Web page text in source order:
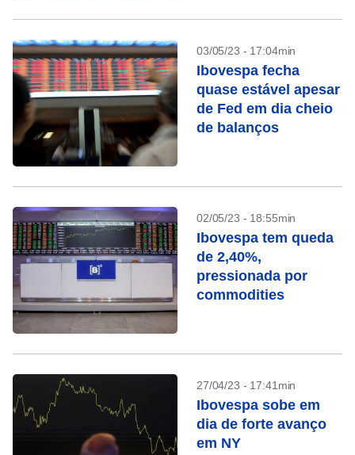
03/05/23 - 17:04min
Ibovespa fecha
quase estável apesar
de Fed em dia cheio
de balanços
02/05/23 - 18:55min
Ibovespa tem queda
de 2,40%,
pressionada por
commodities
27/04/23 - 17:41min
Ibovespa sobe em
dia de forte avanço
em NY